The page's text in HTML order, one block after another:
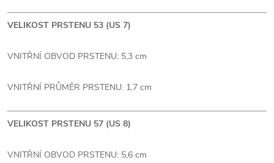
VELIKOST PRSTENU 53 (US 7)
VNITŘNÍ OBVOD PRSTENU: 5,3 cm
VNITŘNÍ PRŮMĚR PRSTENU: 1,7 cm
VELIKOST PRSTENU 57 (US 8)
VNITŘNÍ OBVOD PRSTENU: 5,6 cm